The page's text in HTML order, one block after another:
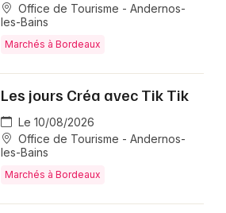
Office de Tourisme - Andernos-
les-Bains
Marchés à Bordeaux
Les jours Créa avec Tik Tik
Le 10/08/2026
Office de Tourisme - Andernos-
les-Bains
Marchés à Bordeaux